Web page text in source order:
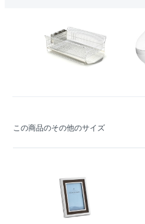
この商品のその他のサイズ